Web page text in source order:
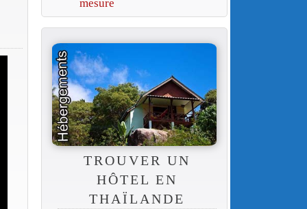
mesure
TROUVER UN
HÔTEL EN
THAÏLANDE